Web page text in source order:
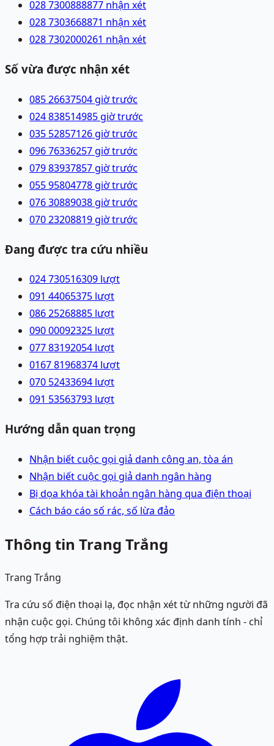
028 7300888877 nhận xét
028 7303668871 nhận xét
028 7302000261 nhận xét
Số vừa được nhận xét
085 26637504 giờ trước
024 838514985 giờ trước
035 52857126 giờ trước
096 76336257 giờ trước
079 83937857 giờ trước
055 95804778 giờ trước
076 30889038 giờ trước
070 23208819 giờ trước
Đang được tra cứu nhiều
024 730516309 lượt
091 44065375 lượt
086 25268885 lượt
090 00092325 lượt
077 83192054 lượt
0167 81968374 lượt
070 52433694 lượt
091 53563793 lượt
Hướng dẫn quan trọng
Nhận biết cuộc gọi giả danh công an, tòa án
Nhận biết cuộc gọi giả danh ngân hàng
Bị dọa khóa tài khoản ngân hàng qua điện thoại
Cách báo cáo số rác, số lừa đảo
Thông tin Trang Trắng
Trang Trắng
Tra cứu số điện thoại lạ, đọc nhận xét từ những người đã
nhận cuộc gọi. Chúng tôi không xác định danh tính - chỉ
tổng hợp trải nghiệm thật.